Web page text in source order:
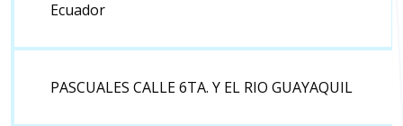
Ecuador
PASCUALES CALLE 6TA. Y EL RIO GUAYAQUIL